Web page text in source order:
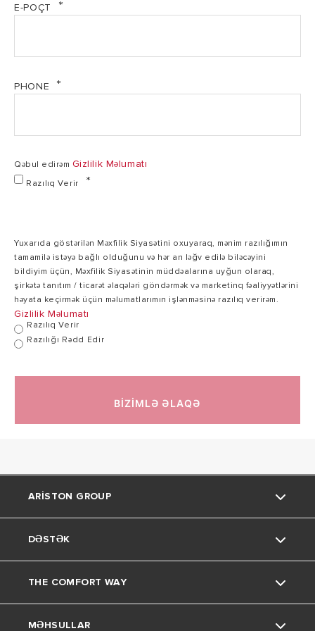
E-POÇT
PHONE
Qəbul edirəm Gizlilik Məlumatı
Razılıq Verir
Yuxarıda göstərilən Məxfilik Siyasətini oxuyaraq, mənim razılığımın
tamamilə istəyə bağlı olduğunu və hər an ləğv edilə biləcəyini
bildiyim üçün, Məxfilik Siyasətinin müddəalarına uyğun olaraq,
şirkətə tanıtım / ticarət əlaqələri göndərmək və marketinq fəaliyyətlərini
həyata keçirmək üçün məlumatlarımın işlənməsinə razılıq verirəm.
Gizlilik Məlumatı
Razılıq Verir
Razılığı Rədd Edir
BİZİMLƏ ƏLAQƏ
ARISTON GROUP
Bizim haqqımızda
Bizim Qrup
Karyera
DƏSTƏK
Əlaqə
THE COMFORT WAY
MƏHSULLAR